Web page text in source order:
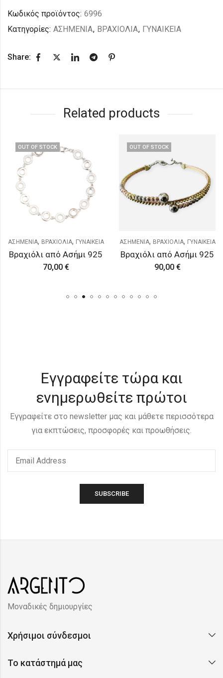
Κωδικός προϊόντος: 6996
Κατηγορίες: ΑΣΗΜΕΝΙΑ, ΒΡΑΧΙΟΛΙΑ, ΓΥΝΑΙΚΕΙΑ
Share:
Related products
OUT OF STOCK
ΑΣΗΜΕΝΙΑ, ΒΡΑΧΙΟΛΙΑ, ΓΥΝΑΙΚΕΙΑ
Βραχιόλι από Ασήμι 925
70,00 €
OUT OF STOCK
ΑΣΗΜΕΝΙΑ, ΒΡΑΧΙΟΛΙΑ, ΓΥΝΑΙΚΕΙΑ
Βραχιόλι από Ασήμι 925
90,00 €
Εγγραφείτε τώρα και
ενημερωθείτε πρώτοι
Εγγραφείτε στο newsletter μας και μάθετε περισσότερα
για εκπτώσεις, προσφορές και προωθήσεις.
Μοναδικές δημιουργίες
Χρήσιμοι σύνδεσμοι
Το κατάστημά μας